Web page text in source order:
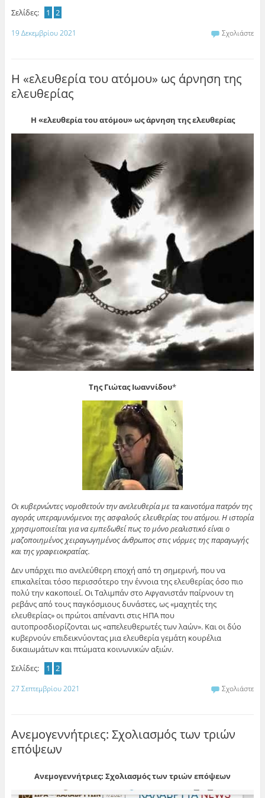
Σελίδες:
1 2
19 Δεκεμβρίου 2021 Σχολιάστε
Η «ελευθερία του ατόμου» ως άρνηση της
ελευθερίας
Η «ελευθερία του ατόμου» ως άρνηση της ελευθερίας
Της Γιώτας Ιωαννίδου*
Οι κυβερνώντες νομοθετούν την ανελευθερία με τα καινοτόμα πατρόν της
αγοράς υπεραμυνόμενοι της ασφαλούς ελευθερίας του ατόμου. Η ιστορία
χρησιμοποιείται για να εμπεδωθεί πως το μόνο ρεαλιστικό είναι ο
μαζοποιημένος χειραγωγημένος άνθρωπος στις νόρμες της παραγωγής
και της γραφειοκρατίας.
Δεν υπάρχει πιο ανελεύθερη εποχή από τη σημερινή, που να
επικαλείται τόσο περισσότερο την έννοια της ελευθερίας όσο πιο
πολύ την κακοποιεί. Οι Ταλιμπάν στο Αφγανιστάν παίρνουν τη
ρεβάνς από τους παγκόσμιους δυνάστες, ως «μαχητές της
ελευθερίας» οι πρώτοι απέναντι στις ΗΠΑ που
αυτοπροσδιορίζονται ως «απελευθερωτές των λαών». Και οι δύο
κυβερνούν επιδεικνύοντας μια ελευθερία γεμάτη κουρέλια
δικαιωμάτων και πτώματα κοινωνικών αξιών.
Σελίδες:
1 2
27 Σεπτεμβρίου 2021 Σχολιάστε
Ανεμογεννήτριες: Σχολιασμός των τριών
επόψεων
Ανεμογεννήτριες: Σχολιασμός των τριών επόψεων